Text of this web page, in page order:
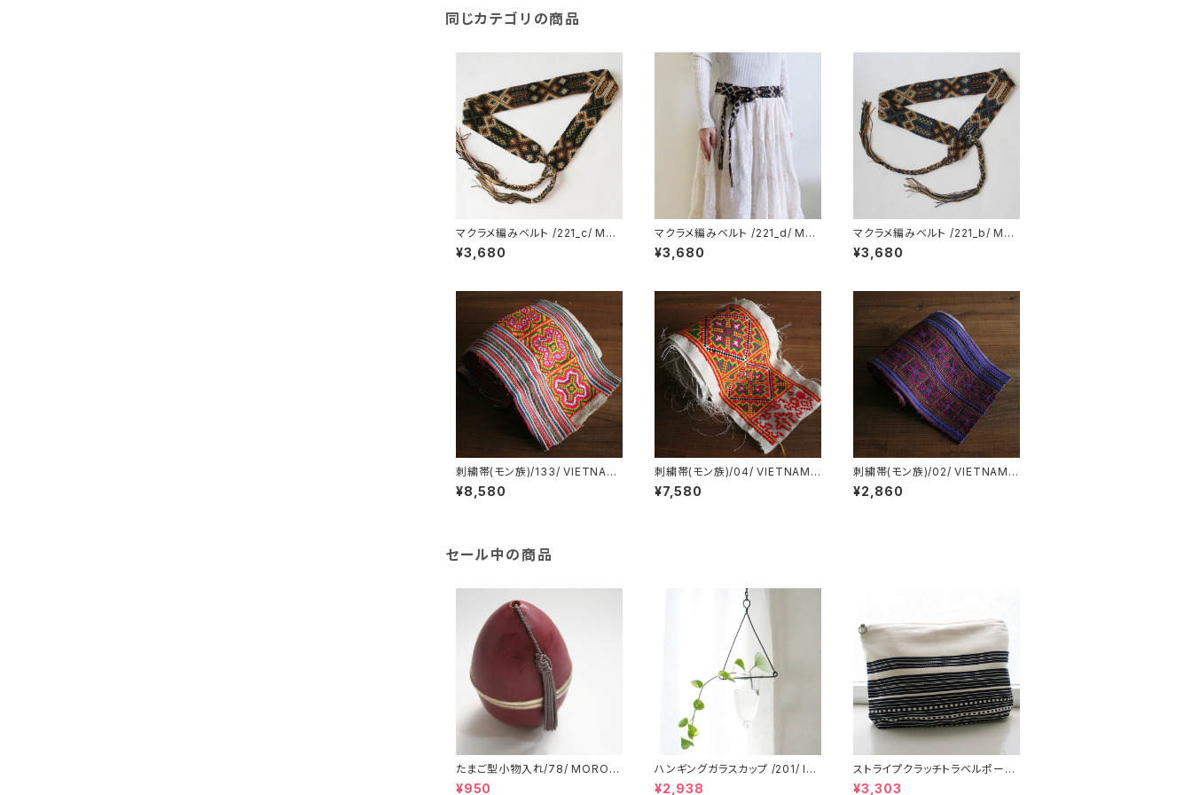
同じカテゴリの商品
マクラメ編みベルト /221_c/ MEX
ICO メキシコ
¥3,680
マクラメ編みベルト /221_d/ MEX
ICO メキシコ
¥3,680
マクラメ編みベルト /221_b/ MEX
ICO メキシコ
¥3,680
刺繍帯(モン族)/133/ VIETNAM
ベトナム
¥8,580
刺繍帯(モン族)/04/ VIETNAM
ベトナム
¥7,580
刺繍帯(モン族)/02/ VIETNAM
ベトナム
¥2,860
セール中の商品
たまご型小物入れ/78/ MOROC
CO モロッコ
¥950
ハンギングガラスカップ /201/ IN
DIA インド
¥2,938
ストライプクラッチトラベルポーチ/
L /147/Blue/ HUNGARY ハン
¥3,303